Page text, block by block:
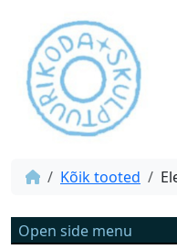
Kõik tooted
Open side menu